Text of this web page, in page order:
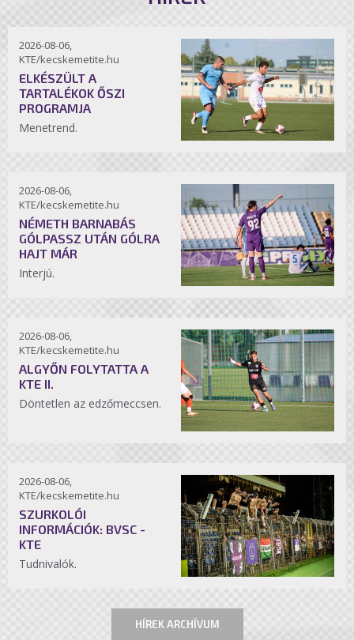
2026-08-06,
KTE/kecskemetite.hu
ELKÉSZÜLT A
TARTALÉKOK ŐSZI
PROGRAMJA
Menetrend.
2026-08-06,
KTE/kecskemetite.hu
NÉMETH BARNABÁS
GÓLPASSZ UTÁN GÓLRA
HAJT MÁR
Interjú.
2026-08-06,
KTE/kecskemetite.hu
ALGYŐN FOLYTATTA A
KTE II.
Döntetlen az edzőmeccsen.
2026-08-06,
KTE/kecskemetite.hu
SZURKOLÓI
INFORMÁCIÓK: BVSC -
KTE
Tudnivalók.
HÍREK ARCHÍVUM